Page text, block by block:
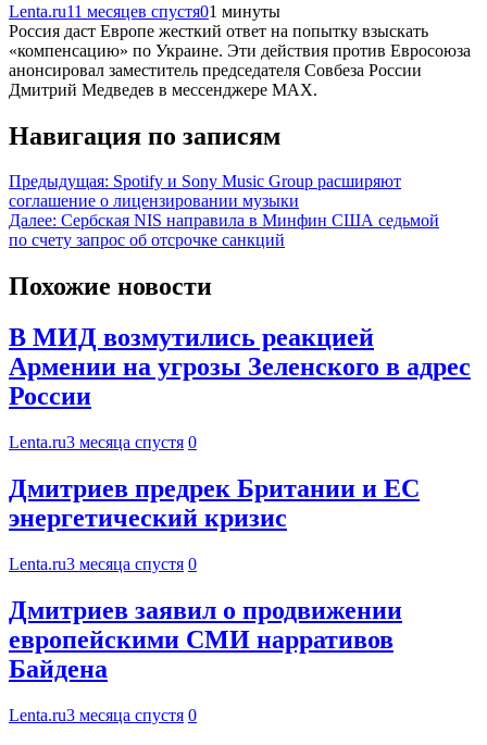
Lenta.ru11 месяцев спустя01 минуты
Россия даст Европе жесткий ответ на попытку взыскать
«компенсацию» по Украине. Эти действия против Евросоюза
анонсировал заместитель председателя Совбеза России
Дмитрий Медведев в мессенджере MAX.
Навигация по записям
Предыдущая: Spotify и Sony Music Group расширяют
соглашение о лицензировании музыки
Далее: Сербская NIS направила в Минфин США седьмой
по счету запрос об отсрочке санкций
Похожие новости
В МИД возмутились реакцией
Армении на угрозы Зеленского в адрес
России
Lenta.ru3 месяца спустя 0
Дмитриев предрек Британии и ЕС
энергетический кризис
Lenta.ru3 месяца спустя 0
Дмитриев заявил о продвижении
европейскими СМИ нарративов
Байдена
Lenta.ru3 месяца спустя 0